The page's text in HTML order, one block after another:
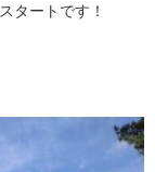
タートです！